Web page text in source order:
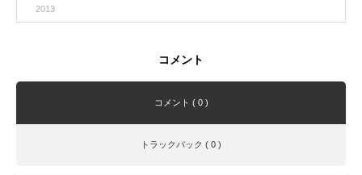
2013
コメント
コメント ( 0 )
トラックバック ( 0 )